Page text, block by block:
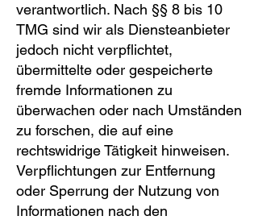
verantwortlich. Nach §§ 8 bis 10
TMG sind wir als Diensteanbieter
jedoch nicht verpflichtet,
übermittelte oder gespeicherte
fremde Informationen zu
überwachen oder nach Umständen
zu forschen, die auf eine
rechtswidrige Tätigkeit hinweisen.
Verpflichtungen zur Entfernung
oder Sperrung der Nutzung von
Informationen nach den